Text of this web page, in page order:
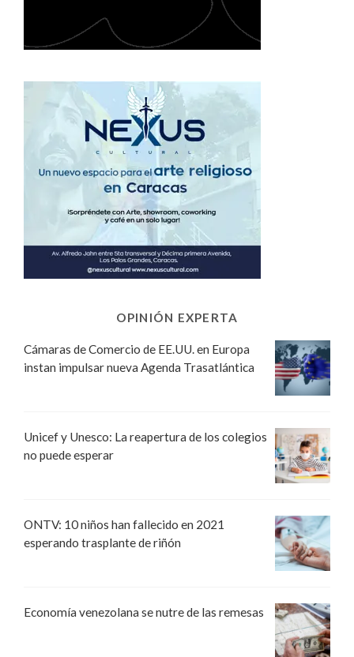
OPINIÓN EXPERTA
Cámaras de Comercio de EE.UU. en Europa
instan impulsar nueva Agenda Trasatlántica
Unicef y Unesco: La reapertura de los colegios
no puede esperar
ONTV: 10 niños han fallecido en 2021
esperando trasplante de riñón
Economía venezolana se nutre de las remesas